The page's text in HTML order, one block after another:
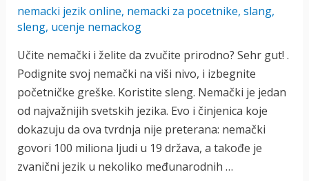
nemacki jezik online, nemacki za pocetnike, slang,
sleng, ucenje nemackog
Učite nemački i želite da zvučite prirodno? Sehr gut! .
Podignite svoj nemački na viši nivo, i izbegnite
početničke greške. Koristite sleng. Nemački je jedan
od najvažnijih svetskih jezika. Evo i činjenica koje
dokazuju da ova tvrdnja nije preterana: nemački
govori 100 miliona ljudi u 19 država, a takođe je
zvanični jezik u nekoliko međunarodnih …